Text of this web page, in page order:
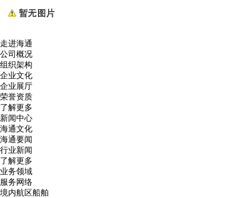
走进海通
公司概况
组织架构
企业文化
企业展厅
荣誉资质
了解更多
新闻中心
海通文化
海通要闻
行业新闻
了解更多
业务领域
服务网络
境内航区船舶